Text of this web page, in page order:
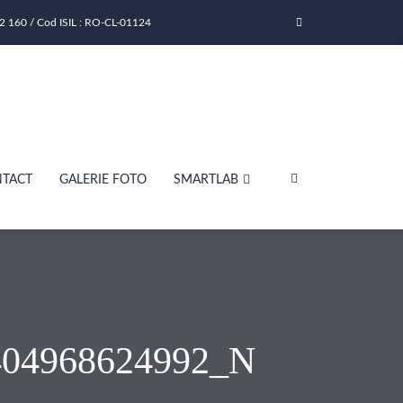
160 / Cod ISIL : RO-CL-01124
GALERIE FOTO SMARTLAB